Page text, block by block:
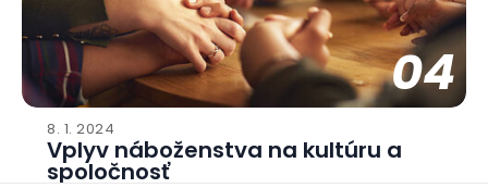
04
8. 1. 2024
Vplyv náboženstva na kultúru a
spoločnosť